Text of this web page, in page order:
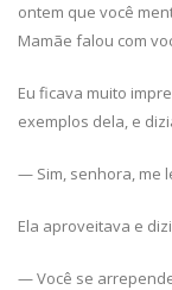
ontem que você
Mamãe falou com
Eu ficava muito
exemplos dela, e
— Sim, senhora, me
Ela aproveitava e
— Você se